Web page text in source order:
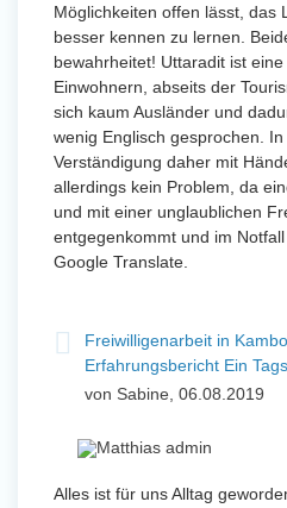
Möglichkeiten offen lässt, das
besser kennen zu lernen.
bewahrheitet! Uttaradit ist
Einwohnern, abseits der
sich kaum Ausländer und
wenig Englisch gesprochen.
Verständigung daher mit
allerdings kein Problem, da
und mit einer unglaublichen
entgegenkommt und im Notfall
Google Translate.
Freiwilligenarbeit in
Erfahrungsbericht Ein
von Sabine, 06.08.2019
Alles ist für uns Alltag